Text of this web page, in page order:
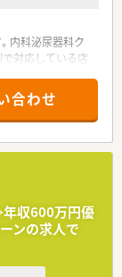
内科泌尿器科ク
対応している店
患者様の処方せん
て働きたい方に
ろん、在宅など
しており、連携
進めています。
修制度も充実し
ンクのある方・
っています。
・ブランクのあ
合わせ
年収600万円優
ンの求人で